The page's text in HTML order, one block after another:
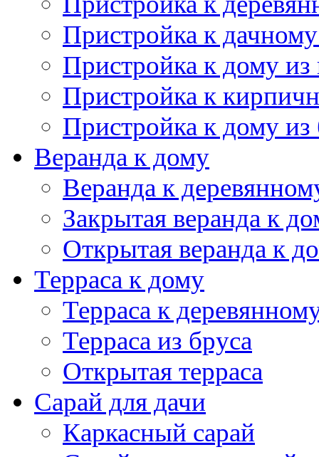
Закрытая веранда к
Открытая веранда к
Терраса к дому
Терраса к
Терраса из бруса
Открытая терраса
Сарай для дачи
Каркасный сарай
Сарай с односкатной
Сарай из бруса
Сарай из пеноблоков
Полезное
Винтовой фундамент
Фундамент под дом